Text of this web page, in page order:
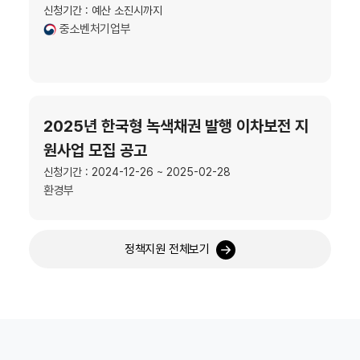
신청기간 : 예산 소진시까지
중소벤처기업부
2025년 한국형 녹색채권 발행 이차보전 지
원사업 모집 공고
신청기간 : 2024-12-26 ~ 2025-02-28
환경부
정책지원 전체보기